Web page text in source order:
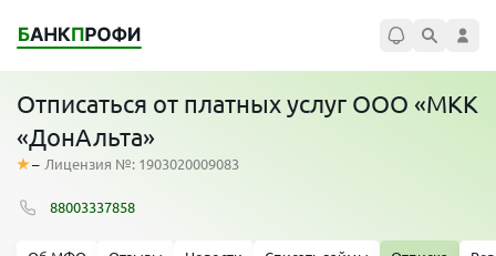
Отписаться от платных услуг ООО «МКК
«ДонАльта»
– Лицензия №: 1903020009083
88003337858